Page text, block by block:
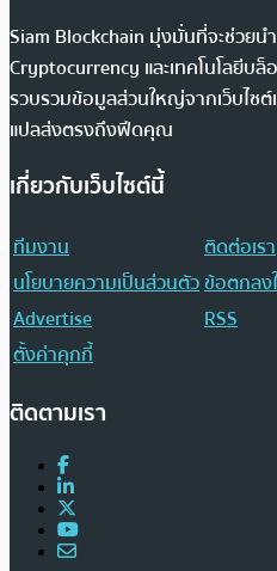
Siam Blockchain มุ่งมั่นที่จะช่วยน
Cryptocurrency และเทคโนโลยีบล็
รวบรวมข้อมูลส่วนใหญ่จากเว็บไซต์
แปลส่งตรงถึงฟีดคุณ
เกี่ยวกับเว็บไซต์นี้
ทีมงาน
ติดต่อเรา
นโยบายความเป็นส่วนตัวข้อตกลง
Advertise
RSS
ตั้งค่าคุกกี้
ติดตามเรา